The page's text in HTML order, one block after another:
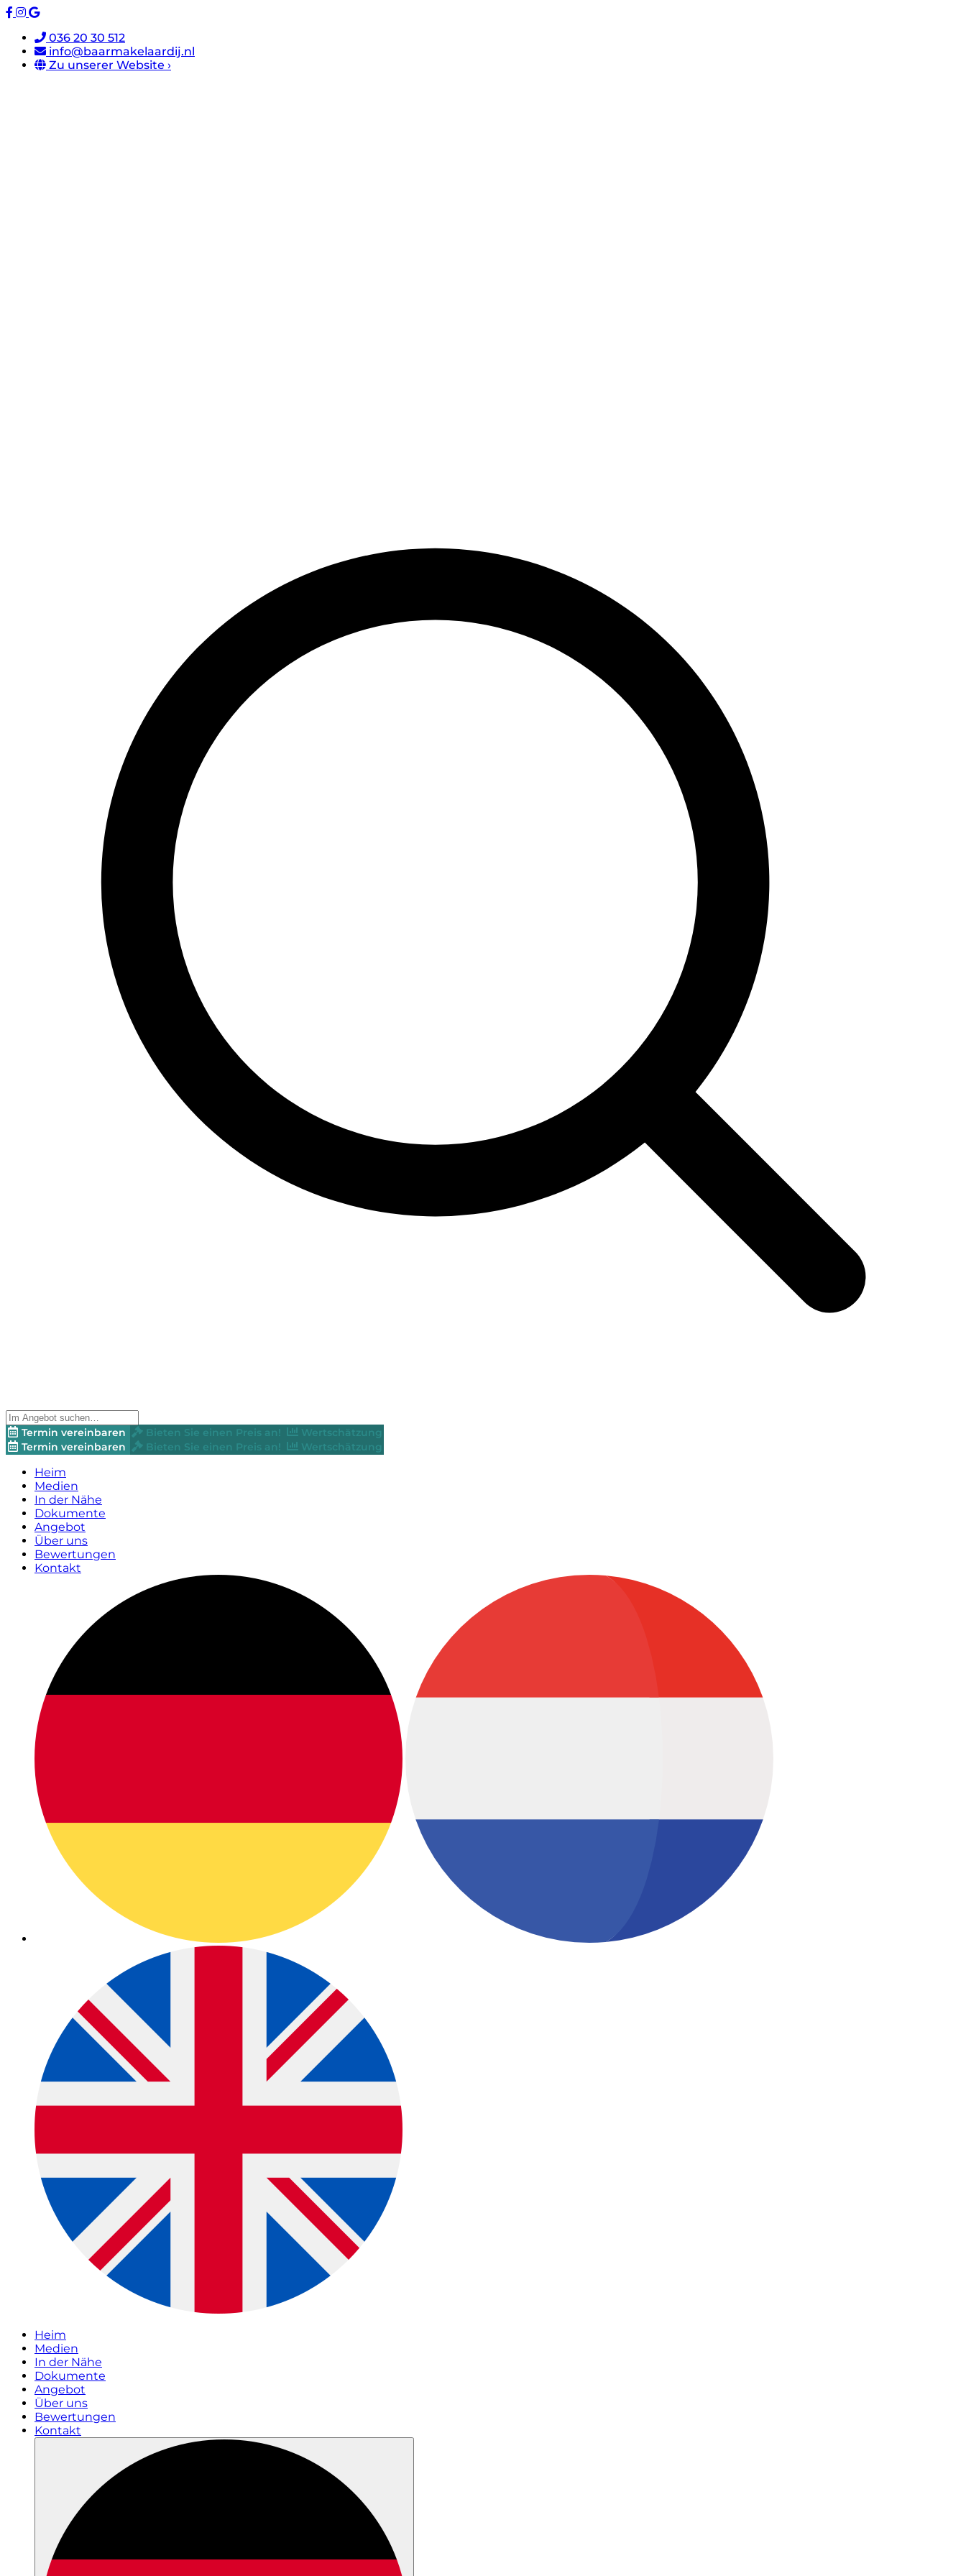
036 20 30 512
info@baarmakelaardij.nl
Zu unserer Website ›
Termin vereinbaren Bieten Sie einen Preis an!
Wertschätzung
Termin vereinbaren
Bieten Sie einen Preis an! Wertschätzung
Heim
Medien
In der Nähe
Dokumente
Angebot
Über uns
Bewertungen
Kontakt
Heim
Medien
In der Nähe
Dokumente
Angebot
Über uns
Bewertungen
Kontakt